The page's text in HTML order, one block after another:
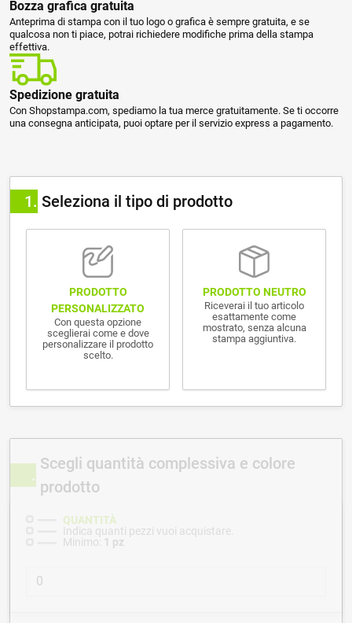
Bozza grafica gratuita
Anteprima di stampa con il tuo logo o grafica è sempre gratuita, e se
qualcosa non ti piace, potrai richiedere modifiche prima della stampa
effettiva.
Spedizione gratuita
Con Shopstampa.com, spediamo la tua merce gratuitamente. Se ti occorre
una consegna anticipata, puoi optare per il servizio express a pagamento.
1 Seleziona il tipo di prodotto
PRODOTTO
PERSONALIZZATO
Con questa opzione
sceglierai come e dove
personalizzare il prodotto
scelto.
PRODOTTO NEUTRO
Riceverai il tuo articolo
esattamente come
mostrato, senza alcuna
stampa aggiuntiva.
Scegli quantità complessiva e colore
prodotto
QUANTITÀ
Indica quanti pezzi vuoi acquistare.
Minimo: 1 pz